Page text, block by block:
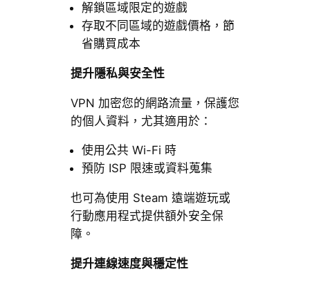
解鎖區域限定的遊戲
存取不同區域的遊戲價格，節
省購買成本
提升隱私與安全性
VPN 加密您的網路流量，保護您
的個人資料，尤其適用於：
使用公共 Wi-Fi 時
預防 ISP 限速或資料蒐集
也可為使用 Steam 遠端遊玩或
行動應用程式提供額外安全保
障。
提升連線速度與穩定性